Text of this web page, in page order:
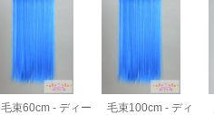
毛束60cm - ディー
毛束100cm - ディ